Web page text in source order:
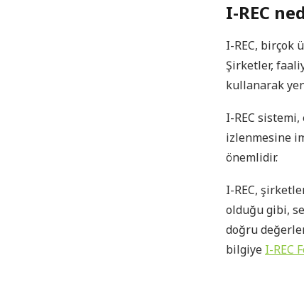
I-REC
I-REC, birçok
Şirketler,
kullanarak
I-REC
izlenmesine
önemlidir.
I-REC,
olduğu gibi,
doğru
bilgiye I-REC